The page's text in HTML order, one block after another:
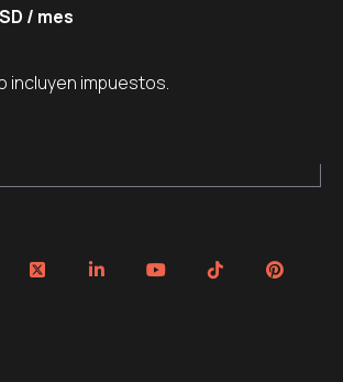
/ mes
incluyen impuestos.